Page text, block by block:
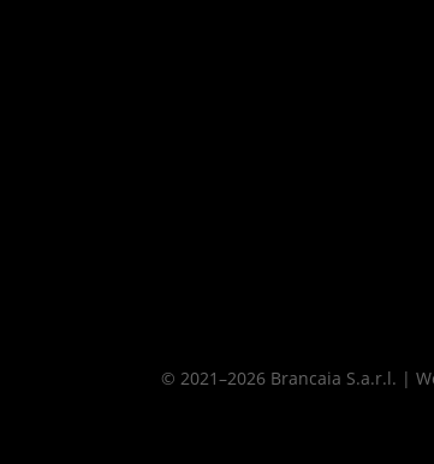
© 2021–2026 Brancaia S.a.r.l. |